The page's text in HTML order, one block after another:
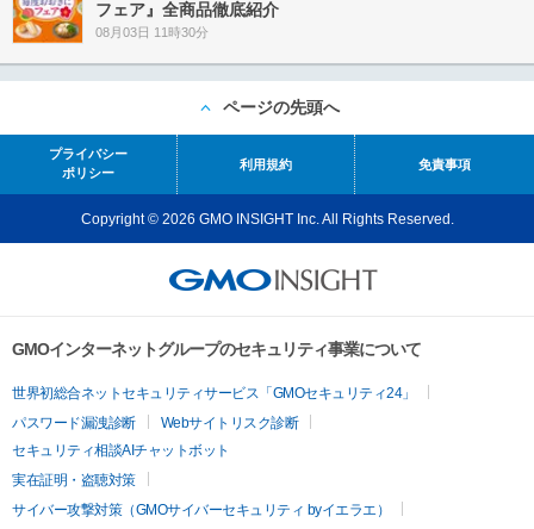
フェア』全商品徹底紹介
08月03日 11時30分
ページの先頭へ
プライバシー
ポリシー
利用規約 免責事項
Copyright © 2026 GMO INSIGHT Inc. All Rights Reserved.
GMOインターネットグループのセキュリティ事業について
世界初総合ネットセキュリティサービス「GMOセキュリティ24」
パスワード漏洩診断
Webサイトリスク診断
セキュリティ相談AIチャットボット
実在証明・盗聴対策
サイバー攻撃対策（GMOサイバーセキュリティ byイエラエ）